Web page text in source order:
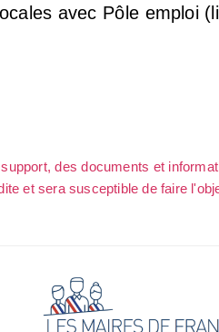
avec Pôle emploi
des documents et
et sera susceptible de faire